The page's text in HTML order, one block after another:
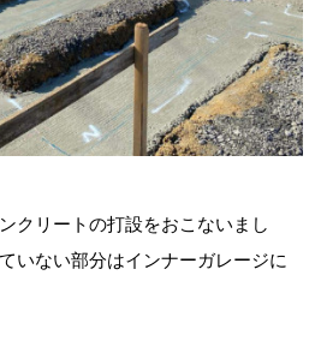
クリートの打設をおこないまし
いない部分はインナーガレージに